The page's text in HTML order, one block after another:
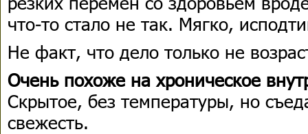
что-то стало не так. Мягко,
Не факт, что дело только не
Очень похоже на хроническое
Скрытое, без температуры, но
свежесть.